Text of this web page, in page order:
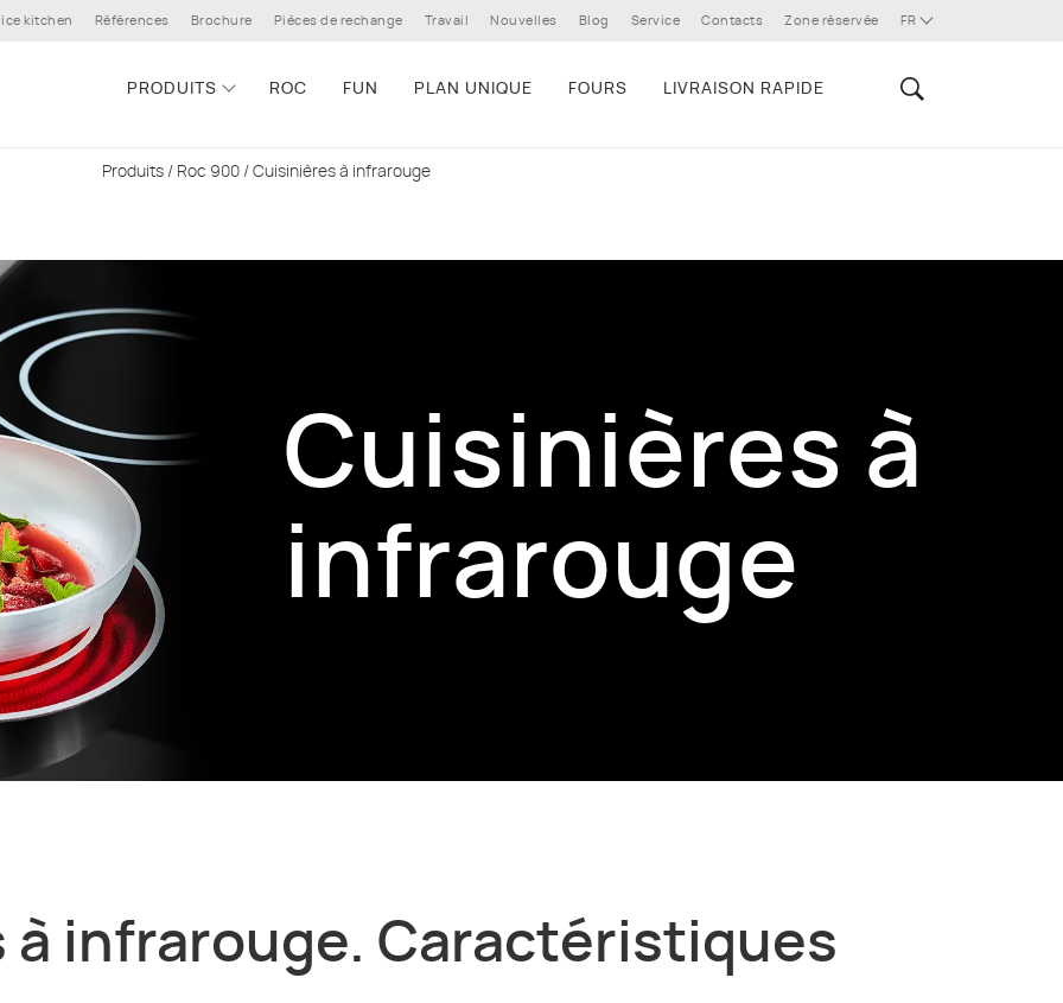
kitchen Références Brochure Pièces de rechange Travail Nouvelles Blog Service Contacts Zone réservée FR
PRODUITS ROC FUN PLAN UNIQUE FOURS LIVRAISON RAPIDE
Produits/ Roc 900/ Cuisinières à infrarouge
Cuisinières à
infrarouge
à infrarouge. Caractéristiques